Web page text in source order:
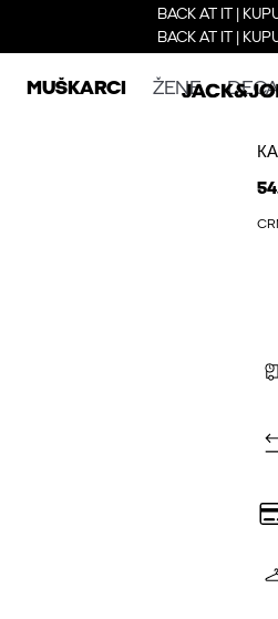
BACK AT IT |
BACK AT IT |
MUŠKARCI ŽENE DECA